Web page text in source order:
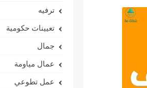
ترفيه
تعيينات حكومية
جمال
عمال مياومة
عمل تطوعي